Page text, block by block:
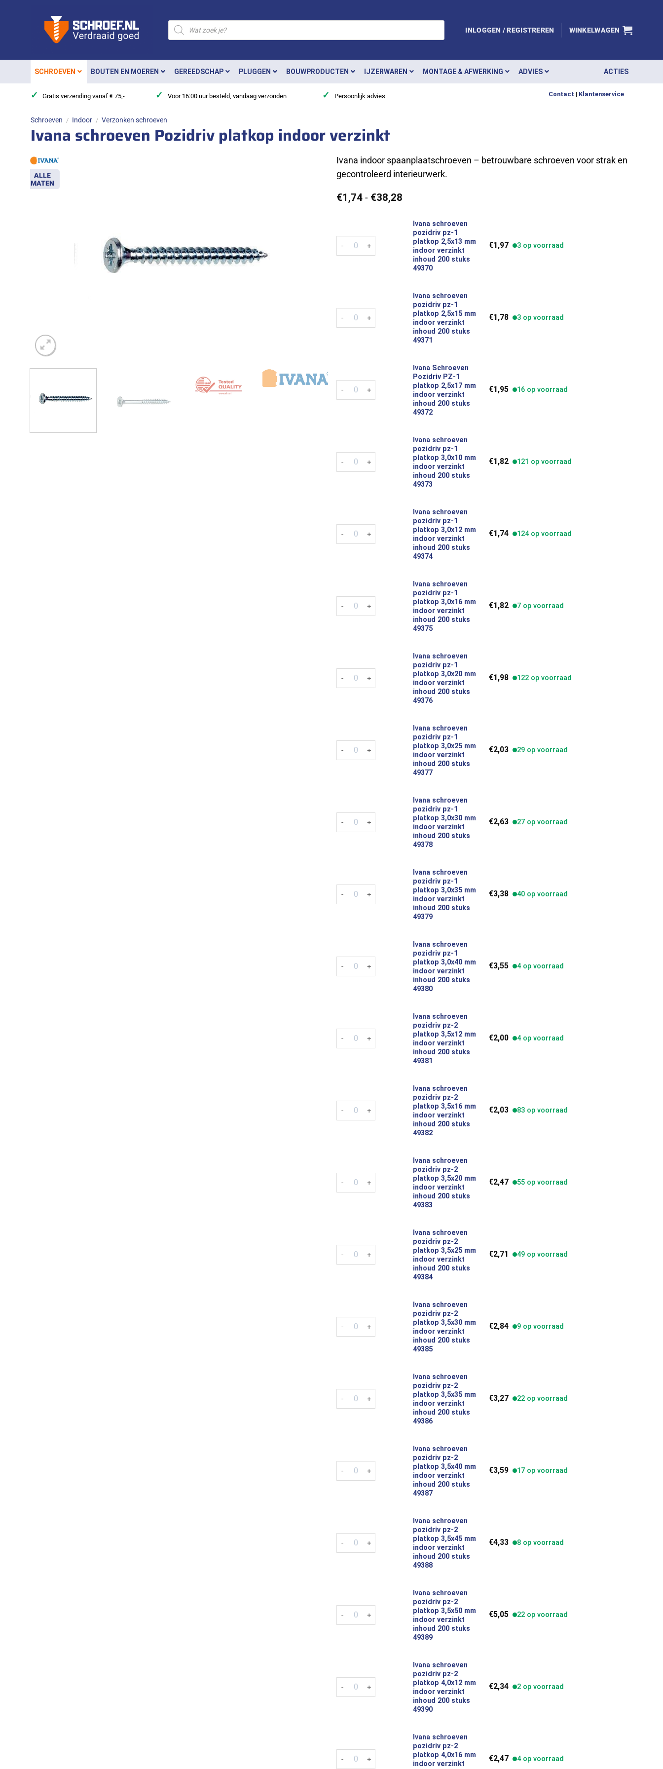
Producten
zoeken
INLOGGEN / REGISTREREN WINKELWAGEN
SCHROEVEN BOUTEN EN MOEREN GEREEDSCHAP PLUGGEN BOUWPRODUCTEN IJZERWAREN MONTAGE & AFWERKING ADVIES ACTIES
✓ Gratis verzending vanaf € 75,- ✓ Voor 16:00 uur besteld, vandaag verzonden ✓ Persoonlijk advies Contact | Klantenservice
Schroeven / Indoor / Verzonken schroeven
Ivana schroeven Pozidriv platkop indoor verzinkt
ALLE
MATEN
Ivana indoor spaanplaatschroeven – betrouwbare schroeven voor strak en
gecontroleerd interieurwerk.
€1,74 - €38,28Prijsklasse:
€38,28
Ivana schroeven pozidriv pz-1 platkop 2,5x13 mm indoor verzinkt inhoud 200 stuks 49370 aantal
Ivana schroeven
pozidriv pz-1
platkop 2,5x13 mm
indoor verzinkt
inhoud 200 stuks
49370
€1,97 3 op voorraad
Ivana schroeven pozidriv pz-1 platkop 2,5x15 mm indoor verzinkt inhoud 200 stuks 49371 aantal
Ivana schroeven
pozidriv pz-1
platkop 2,5x15 mm
indoor verzinkt
inhoud 200 stuks
49371
€1,78 3 op voorraad
Ivana Schroeven Pozidriv PZ-1 platkop 2,5x17 mm indoor verzinkt inhoud 200 stuks 49372 aantal
Ivana Schroeven
Pozidriv PZ-1
platkop 2,5x17 mm
indoor verzinkt
inhoud 200 stuks
49372
€1,95 16 op voorraad
Ivana schroeven pozidriv pz-1 platkop 3,0x10 mm indoor verzinkt inhoud 200 stuks 49373 aantal
Ivana schroeven
pozidriv pz-1
platkop 3,0x10 mm
indoor verzinkt
inhoud 200 stuks
49373
€1,82 121 op voorraad
Ivana schroeven pozidriv pz-1 platkop 3,0x12 mm indoor verzinkt inhoud 200 stuks 49374 aantal
Ivana schroeven
pozidriv pz-1
platkop 3,0x12 mm
indoor verzinkt
inhoud 200 stuks
49374
€1,74 124 op voorraad
Ivana schroeven pozidriv pz-1 platkop 3,0x16 mm indoor verzinkt inhoud 200 stuks 49375 aantal
Ivana schroeven
pozidriv pz-1
platkop 3,0x16 mm
indoor verzinkt
inhoud 200 stuks
49375
€1,82 7 op voorraad
Ivana schroeven pozidriv pz-1 platkop 3,0x20 mm indoor verzinkt inhoud 200 stuks 49376 aantal
Ivana schroeven
pozidriv pz-1
platkop 3,0x20 mm
indoor verzinkt
inhoud 200 stuks
49376
€1,98 122 op voorraad
Ivana schroeven pozidriv pz-1 platkop 3,0x25 mm indoor verzinkt inhoud 200 stuks 49377 aantal
Ivana schroeven
pozidriv pz-1
platkop 3,0x25 mm
indoor verzinkt
inhoud 200 stuks
49377
€2,03 29 op voorraad
Ivana schroeven pozidriv pz-1 platkop 3,0x30 mm indoor verzinkt inhoud 200 stuks 49378 aantal
Ivana schroeven
pozidriv pz-1
platkop 3,0x30 mm
indoor verzinkt
inhoud 200 stuks
49378
€2,63 27 op voorraad
Ivana schroeven pozidriv pz-1 platkop 3,0x35 mm indoor verzinkt inhoud 200 stuks 49379 aantal
Ivana schroeven
pozidriv pz-1
platkop 3,0x35 mm
indoor verzinkt
inhoud 200 stuks
49379
€3,38 40 op voorraad
Ivana schroeven pozidriv pz-1 platkop 3,0x40 mm indoor verzinkt inhoud 200 stuks 49380 aantal
Ivana schroeven
pozidriv pz-1
platkop 3,0x40 mm
indoor verzinkt
inhoud 200 stuks
49380
€3,55 4 op voorraad
Ivana schroeven pozidriv pz-2 platkop 3,5x12 mm indoor verzinkt inhoud 200 stuks 49381 aantal
Ivana schroeven
pozidriv pz-2
platkop 3,5x12 mm
indoor verzinkt
inhoud 200 stuks
49381
€2,00 4 op voorraad
Ivana schroeven pozidriv pz-2 platkop 3,5x16 mm indoor verzinkt inhoud 200 stuks 49382 aantal
Ivana schroeven
pozidriv pz-2
platkop 3,5x16 mm
indoor verzinkt
inhoud 200 stuks
49382
€2,03 83 op voorraad
Ivana schroeven pozidriv pz-2 platkop 3,5x20 mm indoor verzinkt inhoud 200 stuks 49383 aantal
Ivana schroeven
pozidriv pz-2
platkop 3,5x20 mm
indoor verzinkt
inhoud 200 stuks
49383
€2,47 55 op voorraad
Ivana schroeven pozidriv pz-2 platkop 3,5x25 mm indoor verzinkt inhoud 200 stuks 49384 aantal
Ivana schroeven
pozidriv pz-2
platkop 3,5x25 mm
indoor verzinkt
inhoud 200 stuks
49384
€2,71 49 op voorraad
Ivana schroeven pozidriv pz-2 platkop 3,5x30 mm indoor verzinkt inhoud 200 stuks 49385 aantal
Ivana schroeven
pozidriv pz-2
platkop 3,5x30 mm
indoor verzinkt
inhoud 200 stuks
49385
€2,84 9 op voorraad
Ivana schroeven pozidriv pz-2 platkop 3,5x35 mm indoor verzinkt inhoud 200 stuks 49386 aantal
Ivana schroeven
pozidriv pz-2
platkop 3,5x35 mm
indoor verzinkt
inhoud 200 stuks
49386
€3,27 22 op voorraad
Ivana schroeven pozidriv pz-2 platkop 3,5x40 mm indoor verzinkt inhoud 200 stuks 49387 aantal
Ivana schroeven
pozidriv pz-2
platkop 3,5x40 mm
indoor verzinkt
inhoud 200 stuks
49387
€3,59 17 op voorraad
Ivana schroeven pozidriv pz-2 platkop 3,5x45 mm indoor verzinkt inhoud 200 stuks 49388 aantal
Ivana schroeven
pozidriv pz-2
platkop 3,5x45 mm
indoor verzinkt
inhoud 200 stuks
49388
€4,33 8 op voorraad
Ivana schroeven pozidriv pz-2 platkop 3,5x50 mm indoor verzinkt inhoud 200 stuks 49389 aantal
Ivana schroeven
pozidriv pz-2
platkop 3,5x50 mm
indoor verzinkt
inhoud 200 stuks
49389
€5,05 22 op voorraad
Ivana schroeven pozidriv pz-2 platkop 4,0x12 mm indoor verzinkt inhoud 200 stuks 49390 aantal
Ivana schroeven
pozidriv pz-2
platkop 4,0x12 mm
indoor verzinkt
inhoud 200 stuks
49390
€2,34 2 op voorraad
Ivana schroeven pozidriv pz-2 platkop 4,0x16 mm indoor verzinkt inhoud 200 stuks 49391 aantal
Ivana schroeven
pozidriv pz-2
platkop 4,0x16 mm
indoor verzinkt
€2,47 4 op voorraad